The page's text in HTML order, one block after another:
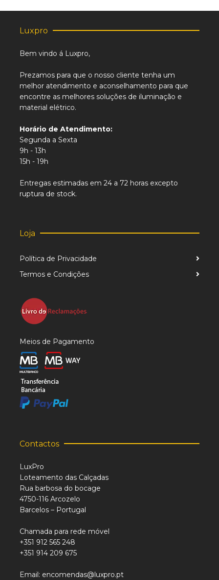
Luxpro
Bem vindo á Luxpro,
Prezamos para que o nosso cliente tenha um
melhor atendimento e aconselhamento para que
encontre as melhores soluções de iluminação e
material elétrico.
Horário de Atendimento:
Segunda a Sexta
9h - 13h
15h - 19h
Entregas estimadas em 24 a 72 horas excepto
ruptura de stock.
Loja
Política de Privacidade
Termos e Condições
Meios de Pagamento
Contactos
LuxPro
Loteamento das Calçadas
Rua barbosa do bocage
4750-116 Arcozelo
Barcelos – Portugal
Chamada para rede móvel
+351 912 565 248
+351 914 209 675
Email: encomendas@luxpro.pt